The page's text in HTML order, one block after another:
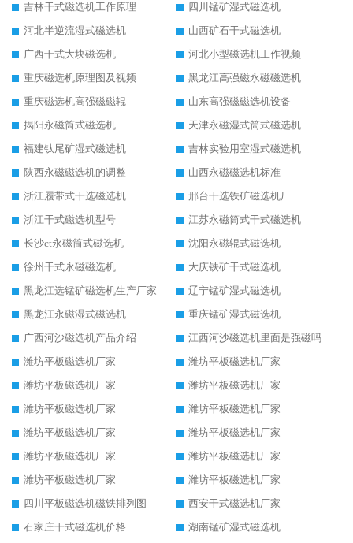
吉林干式磁选机工作原理
四川锰矿湿式磁选机
河北半逆流湿式磁选机
山西矿石干式磁选机
广西干式大块磁选机
河北小型磁选机工作视频
重庆磁选机原理图及视频
黑龙江高强磁永磁磁选机
重庆磁选机高强磁磁辊
山东高强磁磁选机设备
揭阳永磁筒式磁选机
天津永磁湿式筒式磁选机
福建钛尾矿湿式磁选机
吉林实验用室湿式磁选机
陕西永磁磁选机的调整
山西永磁磁选机标准
浙江履带式干选磁选机
邢台干选铁矿磁选机厂
浙江干式磁选机型号
江苏永磁筒式干式磁选机
长沙ct永磁筒式磁选机
沈阳永磁辊式磁选机
徐州干式永磁磁选机
大庆铁矿干式磁选机
黑龙江选锰矿磁选机生产厂家
辽宁锰矿湿式磁选机
黑龙江永磁湿式磁选机
重庆锰矿湿式磁选机
广西河沙磁选机产品介绍
江西河沙磁选机里面是强磁吗
潍坊平板磁选机厂家
潍坊平板磁选机厂家
潍坊平板磁选机厂家
潍坊平板磁选机厂家
潍坊平板磁选机厂家
潍坊平板磁选机厂家
潍坊平板磁选机厂家
潍坊平板磁选机厂家
潍坊平板磁选机厂家
潍坊平板磁选机厂家
潍坊平板磁选机厂家
潍坊平板磁选机厂家
四川平板磁选机磁铁排列图
西安干式磁选机厂家
石家庄干式磁选机价格
湖南锰矿湿式磁选机